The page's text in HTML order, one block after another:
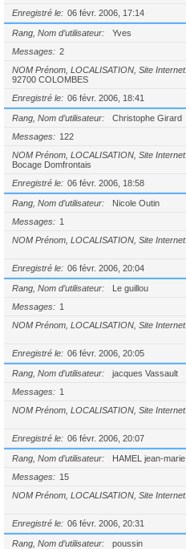
Enregistré le
06 févr. 2006, 17:14
Rang, Nom d’utilisateur
Yves
Messages
2
NOM Prénom, LOCALISATION, Site Internet
92700 COLOMBES
Enregistré le
06 févr. 2006, 18:41
Rang, Nom d’utilisateur
Christophe Girard
Messages
122
NOM Prénom, LOCALISATION, Site Internet
Bocage Domfrontais
Enregistré le
06 févr. 2006, 18:58
Rang, Nom d’utilisateur
Nicole Outin
Messages
1
NOM Prénom, LOCALISATION, Site Internet
Enregistré le 06 févr. 2006, 20:04
Rang, Nom d’utilisateur
Le guillou
Messages
1
NOM Prénom, LOCALISATION, Site Internet
Enregistré le 06 févr. 2006, 20:05
Rang, Nom d’utilisateur
jacques Vassault
Messages
1
NOM Prénom, LOCALISATION, Site Internet
Enregistré le 06 févr. 2006, 20:07
Rang, Nom d’utilisateur
HAMEL jean-marie
Messages
15
NOM Prénom, LOCALISATION, Site Internet
Enregistré le 06 févr. 2006, 20:31
Rang, Nom d’utilisateur
poussin